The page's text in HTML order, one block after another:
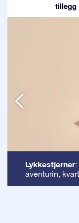
tillegg
Lykkestjerner:
aventurin,